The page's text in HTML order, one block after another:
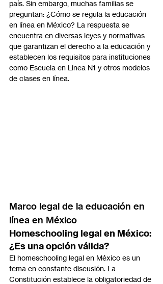
país. Sin embargo, muchas familias se
preguntan: ¿Cómo se regula la educación
en línea en México? La respuesta se
encuentra en diversas leyes y normativas
que garantizan el derecho a la educación y
establecen los requisitos para instituciones
como Escuela en Línea N1 y otros modelos
de clases en línea.
Marco legal de la educación en
línea en México
Homeschooling legal en México:
¿Es una opción válida?
El homeschooling legal en México es un
tema en constante discusión. La
Constitución establece la obligatoriedad de